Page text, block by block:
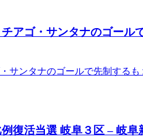
アゴ・サンタナのゴー
サンタナのゴールで先制する
復活当選 岐阜３区 – 岐